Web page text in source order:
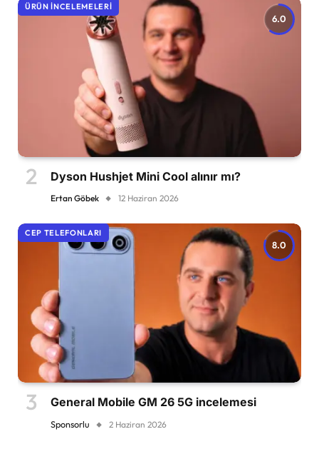
6.0
ÜRÜN İNCELEMELERI
Dyson Hushjet Mini Cool alınır mı?
Ertan Göbek 12 Haziran 2026
8.0
CEP TELEFONLARI
General Mobile GM 26 5G incelemesi
Sponsorlu 2 Haziran 2026